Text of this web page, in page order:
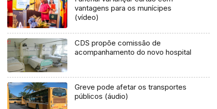
vantagens para os munícipes
(vídeo)
CDS propõe comissão de
acompanhamento do novo hospital
Greve pode afetar os transportes
públicos (áudio)